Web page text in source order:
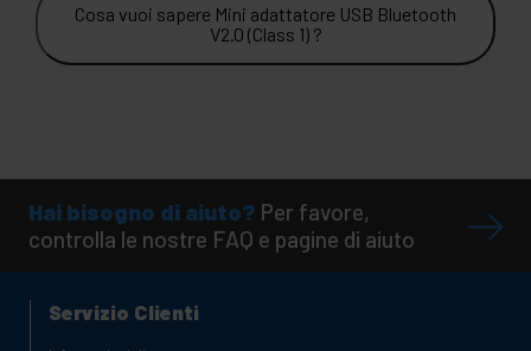
Cosa vuoi sapere Mini adattatore USB Bluetooth
V2.0 (Class 1) ?
Hai bisogno di aiuto? Per favore,
controlla le nostre FAQ e pagine di aiuto
Servizio Clienti